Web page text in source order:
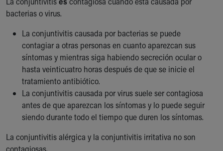
bacterias o virus.
La conjuntivitis causada por bacterias se puede
contagiar a otras personas en cuanto aparezcan sus
síntomas y mientras siga habiendo secreción ocular o
hasta veinticuatro horas después de que se inicie el
tratamiento antibiótico.
La conjuntivitis causada por virus suele ser contagiosa
antes de que aparezcan los síntomas y lo puede seguir
siendo durante todo el tiempo que duren los síntomas.
La conjuntivitis alérgica y la conjuntivitis irritativa no son
contagiosas.